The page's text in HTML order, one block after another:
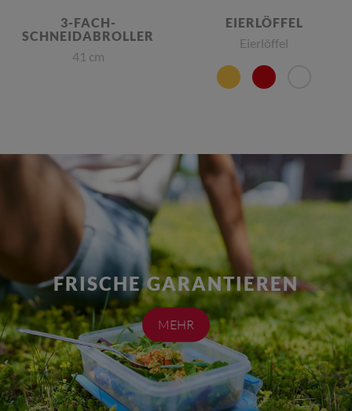
3-FACH-
SCHNEIDABROLLER
41 cm
EIERLÖFFEL
Eierlöffel
FRISCHE GARANTIEREN
MEHR